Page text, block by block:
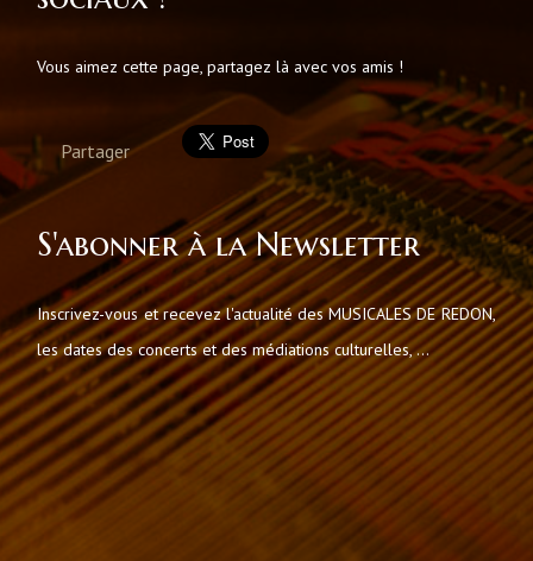
Vous aimez cette page, partagez là avec vos amis !
Partager
S'abonner à la Newsletter
Inscrivez-vous et recevez l'actualité des MUSICALES DE REDON,
les dates des concerts et des médiations culturelles, ...